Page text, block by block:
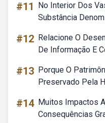
#11
No Interior Dos
Substância
#12 Relacione O
De Informação E
#13 Porque O
Preservado Pela
#14 Muitos Impactos
Consequências